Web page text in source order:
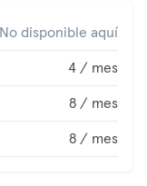
No disponible aquí
4 / mes
8 / mes
8 / mes